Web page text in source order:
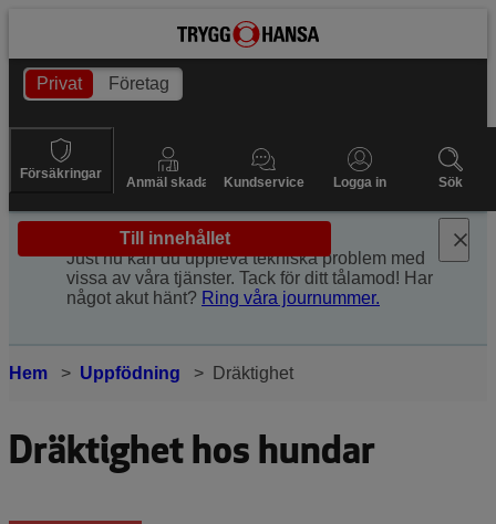
Till innehållet
Privat Företag
Försäkringar
Anmäl skada Kundservice Logga in Sök
Just nu kan du uppleva tekniska problem med
vissa av våra tjänster. Tack för ditt tålamod! Har
något akut hänt? Ring våra journummer.
Hem Uppfödning Dräktighet
Dräktighet hos hundar